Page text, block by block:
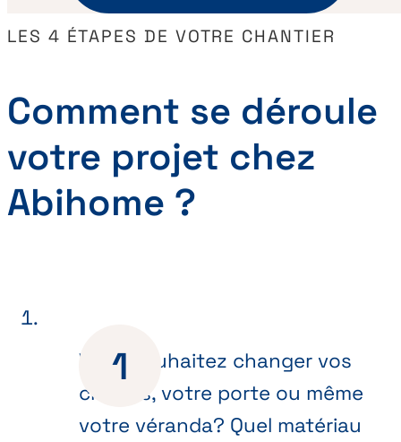
LES 4 ÉTAPES DE VOTRE CHANTIER
Comment se déroule
votre projet chez
Abihome ?
Vous souhaitez changer vos
châssis, votre porte ou même
votre véranda? Quel matériau